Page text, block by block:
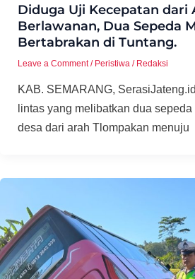
Diduga Uji Kecepatan dari
Berlawanan, Dua Sepeda
Bertabrakan di Tuntang.
Leave a Comment / Peristiwa/ Redaksi
KAB. SEMARANG,
lintas yang melibatkan dua
desa dari arah Tlompakan menuju